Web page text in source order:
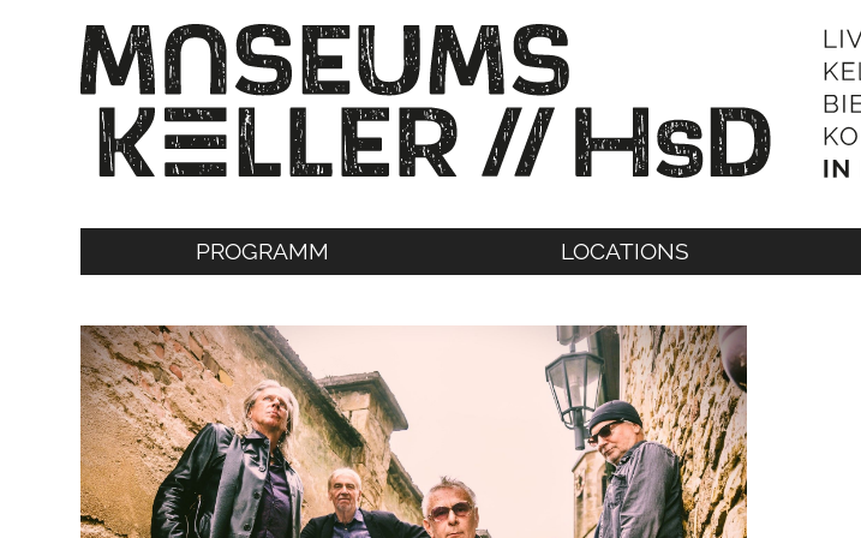
PROGRAMM LOCATIONS